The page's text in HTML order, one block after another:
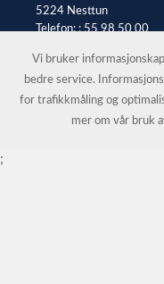
5224 Nesttun
Telefon: :55 98 50 00
© Kontorvarehuset
Vi bruker
bedre service.
for trafikkmåling og
mer om vår bruk
;